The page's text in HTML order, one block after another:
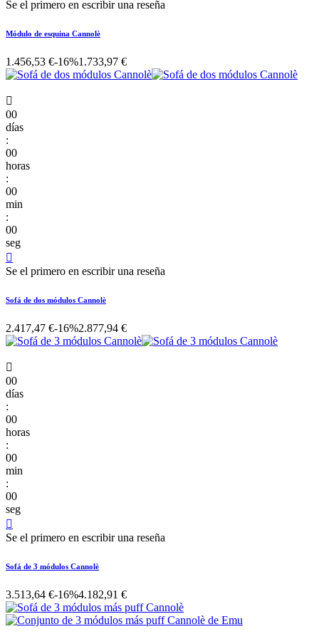
Se el primero en escribir una reseña
Módulo de esquina Cannolè
1.456,53 €-16%1.733,97 €

00
días
:
00
horas
:
00
min
:
00
seg

Se el primero en escribir una reseña
Sofá de dos módulos Cannolè
2.417,47 €-16%2.877,94 €

00
días
:
00
horas
:
00
min
:
00
seg

Se el primero en escribir una reseña
Sofá de 3 módulos Cannolè
3.513,64 €-16%4.182,91 €